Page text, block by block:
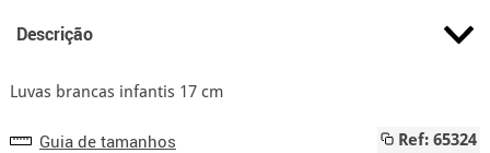
Descrição
Luvas brancas infantis 17 cm
Guia de tamanhos Ref: 65324